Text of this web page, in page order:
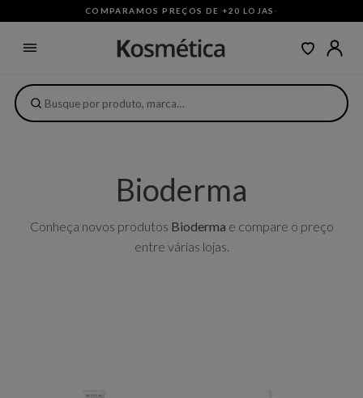
COMPARAMOS PREÇOS DE +20 LOJAS ·
Bioderma
Conheça novos produtos Bioderma e compare o preço
entre várias lojas.